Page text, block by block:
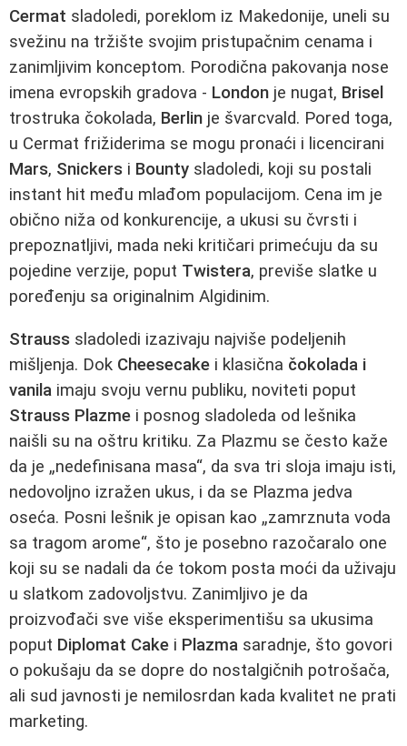
Cermat sladoledi, poreklom iz Makedonije, uneli su
svežinu na tržište svojim pristupačnim cenama i
zanimljivim konceptom. Porodična pakovanja nose
imena evropskih gradova - London je nugat, Brisel
trostruka čokolada, Berlin je švarcvald. Pored toga,
u Cermat frižiderima se mogu pronaći i licencirani
Mars, Snickers i Bounty sladoledi, koji su postali
instant hit među mlađom populacijom. Cena im je
obično niža od konkurencije, a ukusi su čvrsti i
prepoznatljivi, mada neki kritičari primećuju da su
pojedine verzije, poput Twistera, previše slatke u
poređenju sa originalnim Algidinim.
Strauss sladoledi izazivaju najviše podeljenih
mišljenja. Dok Cheesecake i klasična čokolada i
vanila imaju svoju vernu publiku, noviteti poput
Strauss Plazme i posnog sladoleda od lešnika
naišli su na oštru kritiku. Za Plazmu se često kaže
da je „nedefinisana masa“, da sva tri sloja imaju isti,
nedovoljno izražen ukus, i da se Plazma jedva
oseća. Posni lešnik je opisan kao „zamrznuta voda
sa tragom arome“, što je posebno razočaralo one
koji su se nadali da će tokom posta moći da uživaju
u slatkom zadovoljstvu. Zanimljivo je da
proizvođači sve više eksperimentišu sa ukusima
poput Diplomat Cake i Plazma saradnje, što govori
o pokušaju da se dopre do nostalgičnih potrošača,
ali sud javnosti je nemilosrdan kada kvalitet ne prati
marketing.